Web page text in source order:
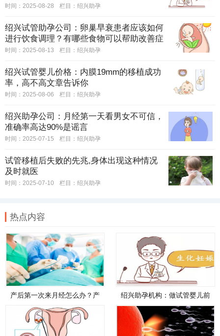
时间：2025-08-28 栏目： 绍兴助孕
绍兴试管助孕公司：卵巢早衰患者应该如何
进行饮食调理？有哪些食物可以帮助改善症
状？
时间：2025-08-13 栏目： 绍兴助孕
绍兴试管婴儿价格：内膜19mm的移植成功
率，高不高文章告诉你
时间：2025-08-06 栏目： 绍兴助孕
绍兴助孕公司：月经第一天看男女不可信，
准确率高达90%是谣言
时间：2025-07-15 栏目： 绍兴助孕
试管移植后失败的先兆,身体出现这种情况
及时就医
时间：2025-07-10 栏目： 绍兴助孕
热点内容
产后第一次来月经怎么办？产
绍兴助孕机构：做试管婴儿前
结了